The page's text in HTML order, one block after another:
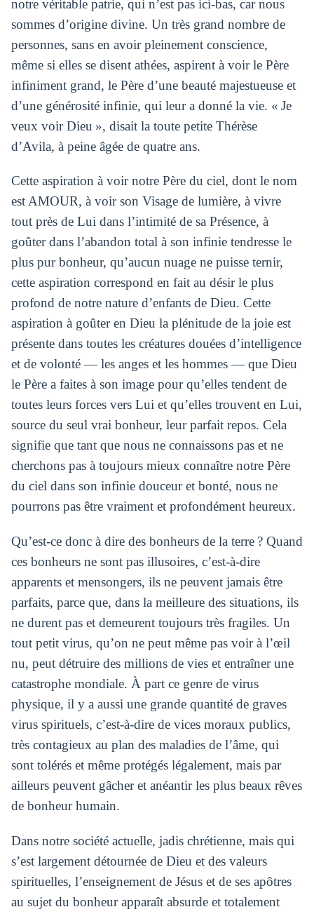
notre véritable patrie, qui n’est pas ici-bas, car nous
sommes d’origine divine. Un très grand nombre de
personnes, sans en avoir pleinement conscience,
même si elles se disent athées, aspirent à voir le Père
infiniment grand, le Père d’une beauté majestueuse et
d’une générosité infinie, qui leur a donné la vie. « Je
veux voir Dieu », disait la toute petite Thérèse
d’Avila, à peine âgée de quatre ans.
Cette aspiration à voir notre Père du ciel, dont le nom
est AMOUR, à voir son Visage de lumière, à vivre
tout près de Lui dans l’intimité de sa Présence, à
goûter dans l’abandon total à son infinie tendresse le
plus pur bonheur, qu’aucun nuage ne puisse ternir,
cette aspiration correspond en fait au désir le plus
profond de notre nature d’enfants de Dieu. Cette
aspiration à goûter en Dieu la plénitude de la joie est
présente dans toutes les créatures douées d’intelligence
et de volonté — les anges et les hommes — que Dieu
le Père a faites à son image pour qu’elles tendent de
toutes leurs forces vers Lui et qu’elles trouvent en Lui,
source du seul vrai bonheur, leur parfait repos. Cela
signifie que tant que nous ne connaissons pas et ne
cherchons pas à toujours mieux connaître notre Père
du ciel dans son infinie douceur et bonté, nous ne
pourrons pas être vraiment et profondément heureux.
Qu’est-ce donc à dire des bonheurs de la terre ? Quand
ces bonheurs ne sont pas illusoires, c’est-à-dire
apparents et mensongers, ils ne peuvent jamais être
parfaits, parce que, dans la meilleure des situations, ils
ne durent pas et demeurent toujours très fragiles. Un
tout petit virus, qu’on ne peut même pas voir à l’œil
nu, peut détruire des millions de vies et entraîner une
catastrophe mondiale. À part ce genre de virus
physique, il y a aussi une grande quantité de graves
virus spirituels, c’est-à-dire de vices moraux publics,
très contagieux au plan des maladies de l’âme, qui
sont tolérés et même protégés légalement, mais par
ailleurs peuvent gâcher et anéantir les plus beaux rêves
de bonheur humain.
Dans notre société actuelle, jadis chrétienne, mais qui
s’est largement détournée de Dieu et des valeurs
spirituelles, l’enseignement de Jésus et de ses apôtres
au sujet du bonheur apparaît absurde et totalement